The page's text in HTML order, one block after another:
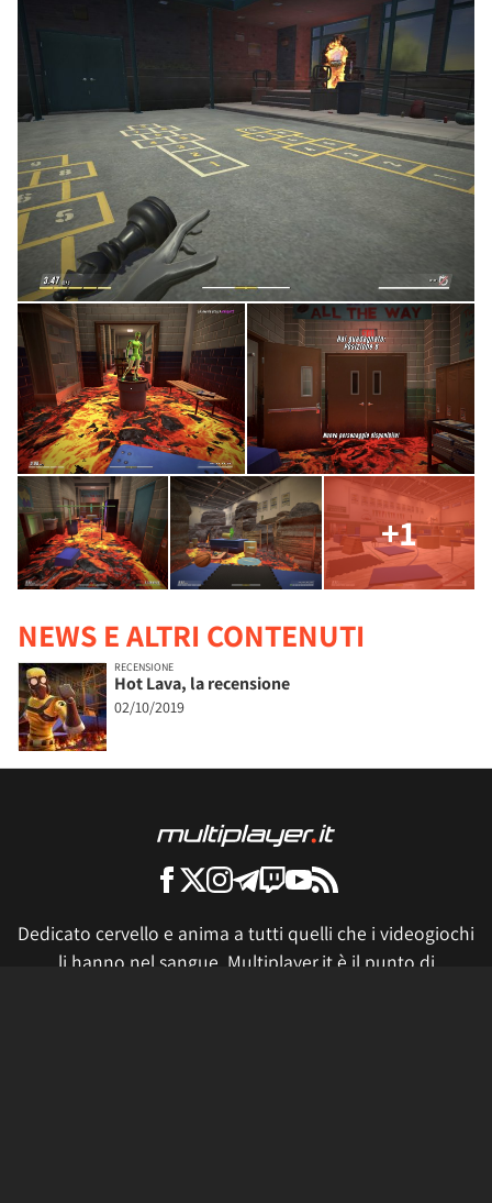
+1
NEWS E ALTRI CONTENUTI
RECENSIONE
Hot Lava, la recensione
02/10/2019
Dedicato cervello e anima a tutti quelli che i videogiochi
li hanno nel sangue, Multiplayer.it è il punto di